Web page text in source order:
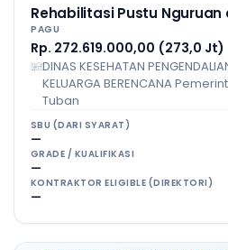
Rehabilitasi Pustu
PAGU
Rp. 272.619.000,00 (273,0 Jt)
DINAS KESEHATAN
KELUARGA BERENCANA
Tuban
SBU (DARI SYARAT)
—
GRADE / KUALIFIKASI
—
KONTRAKTOR ELIGIBLE (DIREKTORI)
—